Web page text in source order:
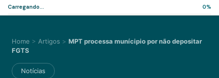
Home > Artigos > MPT processa munícipio por não depositar
FGTS
Notícias
Carregando... 0%